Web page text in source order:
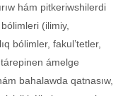
hám pitkeriwshilerdi
(ilimiy,
bólimler, fakul’tetler,
ámelge
bahalawda qatnasıw,